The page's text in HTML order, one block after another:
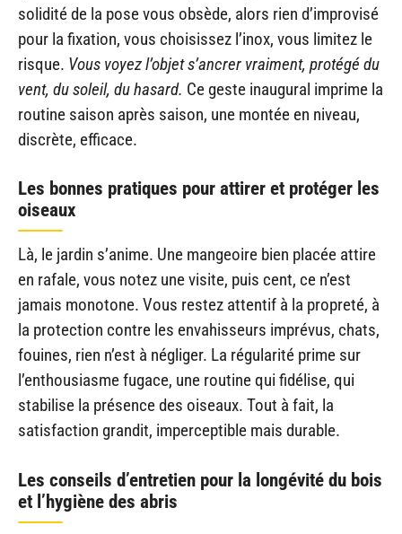
solidité de la pose vous obsède, alors rien d’improvisé
pour la fixation, vous choisissez l’inox, vous limitez le
risque. Vous voyez l’objet s’ancrer vraiment, protégé du
vent, du soleil, du hasard. Ce geste inaugural imprime la
routine saison après saison, une montée en niveau,
discrète, efficace.
Les bonnes pratiques pour attirer et protéger les
oiseaux
Là, le jardin s’anime. Une mangeoire bien placée attire
en rafale, vous notez une visite, puis cent, ce n’est
jamais monotone. Vous restez attentif à la propreté, à
la protection contre les envahisseurs imprévus, chats,
fouines, rien n’est à négliger. La régularité prime sur
l’enthousiasme fugace, une routine qui fidélise, qui
stabilise la présence des oiseaux. Tout à fait, la
satisfaction grandit, imperceptible mais durable.
Les conseils d’entretien pour la longévité du bois
et l’hygiène des abris